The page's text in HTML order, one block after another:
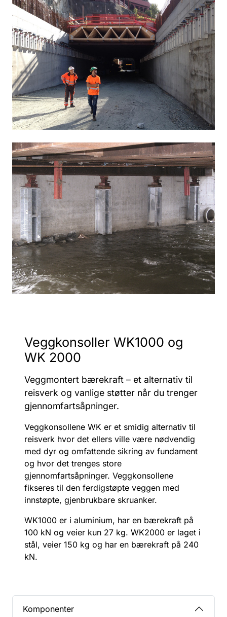
Veggkonsoller WK1000 og
WK 2000
Veggmontert bærekraft – et alternativ til
reisverk og vanlige støtter når du trenger
gjennomfartsåpninger.
Veggkonsollene WK er et smidig alternativ til
reisverk hvor det ellers ville være nødvendig
med dyr og omfattende sikring av fundament
og hvor det trenges store
gjennomfartsåpninger. Veggkonsollene
fikseres til den ferdigstøpte veggen med
innstøpte, gjenbrukbare skruanker.
WK1000 er i aluminium, har en bærekraft på
100 kN og veier kun 27 kg. WK2000 er laget i
stål, veier 150 kg og har en bærekraft på 240
kN.
Komponenter